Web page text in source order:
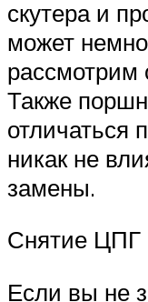
скутера и
может
рассмотрим
Также
отличаться
никак не
замены.
Снятие ЦПГ
Если вы не